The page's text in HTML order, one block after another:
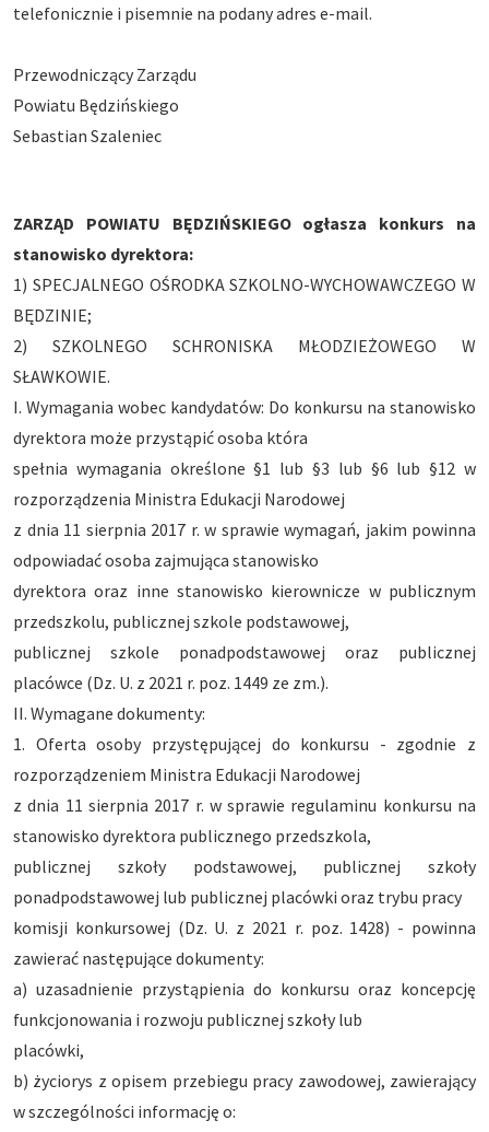
telefonicznie i pisemnie na podany adres e-mail.
Przewodniczący Zarządu
Powiatu Będzińskiego
Sebastian Szaleniec
ZARZĄD POWIATU BĘDZIŃSKIEGO ogłasza konkurs na
stanowisko dyrektora:
1) SPECJALNEGO OŚRODKA SZKOLNO-WYCHOWAWCZEGO W
BĘDZINIE;
2) SZKOLNEGO SCHRONISKA MŁODZIEŻOWEGO W
SŁAWKOWIE.
I. Wymagania wobec kandydatów: Do konkursu na stanowisko
dyrektora może przystąpić osoba która
spełnia wymagania określone §1 lub §3 lub §6 lub §12 w
rozporządzenia Ministra Edukacji Narodowej
z dnia 11 sierpnia 2017 r. w sprawie wymagań, jakim powinna
odpowiadać osoba zajmująca stanowisko
dyrektora oraz inne stanowisko kierownicze w publicznym
przedszkolu, publicznej szkole podstawowej,
publicznej szkole ponadpodstawowej oraz publicznej
placówce (Dz. U. z 2021 r. poz. 1449 ze zm.).
II. Wymagane dokumenty:
1. Oferta osoby przystępującej do konkursu - zgodnie z
rozporządzeniem Ministra Edukacji Narodowej
z dnia 11 sierpnia 2017 r. w sprawie regulaminu konkursu na
stanowisko dyrektora publicznego przedszkola,
publicznej szkoły podstawowej, publicznej szkoły
ponadpodstawowej lub publicznej placówki oraz trybu pracy
komisji konkursowej (Dz. U. z 2021 r. poz. 1428) - powinna
zawierać następujące dokumenty:
a) uzasadnienie przystąpienia do konkursu oraz koncepcję
funkcjonowania i rozwoju publicznej szkoły lub
placówki,
b) życiorys z opisem przebiegu pracy zawodowej, zawierający
w szczególności informację o: